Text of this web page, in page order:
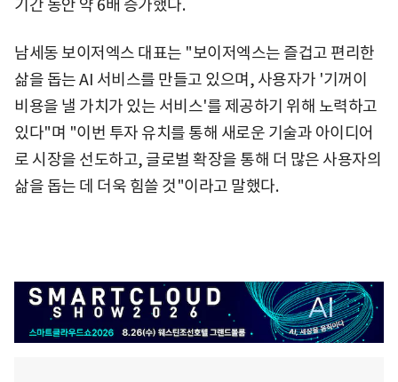
기간 동안 약 6배 증가했다.
남세동 보이저엑스 대표는 "보이저엑스는 즐겁고 편리한
삶을 돕는 AI 서비스를 만들고 있으며, 사용자가 '기꺼이
비용을 낼 가치가 있는 서비스'를 제공하기 위해 노력하고
있다"며 "이번 투자 유치를 통해 새로운 기술과 아이디어
로 시장을 선도하고, 글로벌 확장을 통해 더 많은 사용자의
삶을 돕는 데 더욱 힘쓸 것"이라고 말했다.